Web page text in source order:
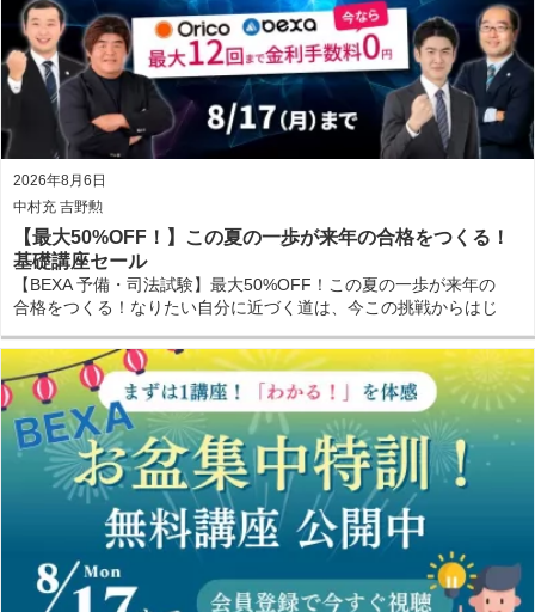
2026年8月6日
中村充 吉野勲
【最大50%OFF！】この夏の一歩が来年の合格をつくる！
基礎講座セール
【BEXA 予備・司法試験】最大50%OFF！この夏の一歩が来年の
合格をつくる！なりたい自分に近づく道は、今この挑戦からはじ